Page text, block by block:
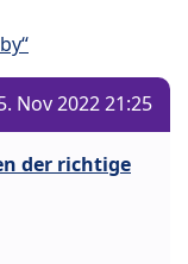
Nov 2022 21:25
der richtige